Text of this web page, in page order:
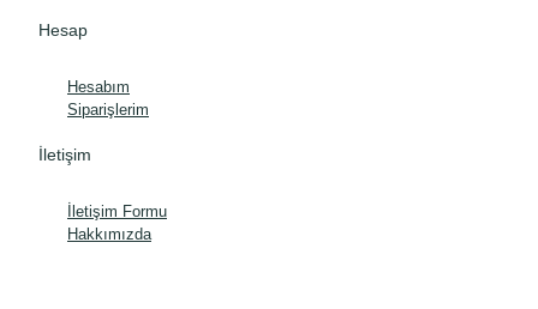
Hesap
Hesabım
Siparişlerim
İletişim
İletişim Formu
Hakkımızda